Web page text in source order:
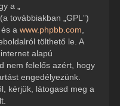
a „
továbbiakban „GPL”)
a www.phpbb.com
tölthető le. A
alapú
nem felelős azért, hogy
engedélyezünk.
kérjük, látogasd meg a